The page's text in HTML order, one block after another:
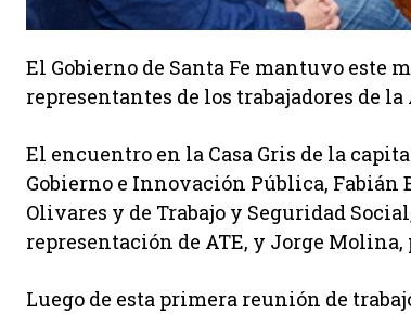
El Gobierno de Santa Fe mantuvo
representantes de los trabajadores de
El encuentro en la Casa Gris de la
Gobierno e Innovación Pública, Fabián
Olivares y de Trabajo y Seguridad
representación de ATE, y Jorge Molina,
Luego de esta primera reunión de